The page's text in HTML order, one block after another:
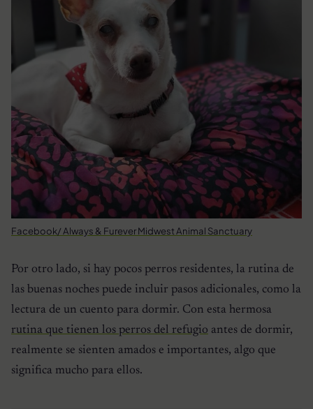
Facebook/ Always & Furever Midwest Animal Sanctuary
Por otro lado, si hay pocos perros residentes, la rutina de
las buenas noches puede incluir pasos adicionales, como la
lectura de un cuento para dormir. Con esta hermosa
rutina que tienen los perros del refugio antes de dormir,
realmente se sienten amados e importantes, algo que
significa mucho para ellos.